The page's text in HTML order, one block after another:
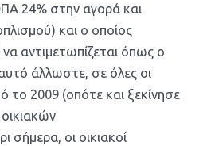
24% στην αγορά και
και ο οποίος
αντιμετωπίζεται όπως ο
αυτό άλλωστε, σε όλες οι
το 2009 (οπότε και ξεκίνησε
σήμερα, οι οικιακοί